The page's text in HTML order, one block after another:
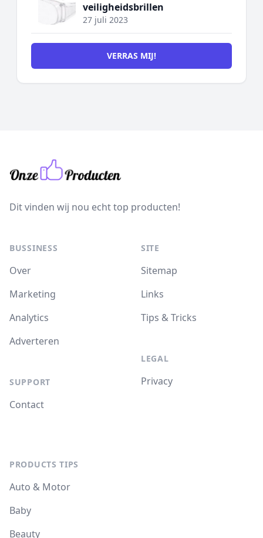
veiligheidsbrillen
27 juli 2023
VERRAS MIJ!
Dit vinden wij nou echt top producten!
BUSSINESS
Over
Marketing
Analytics
Adverteren
SUPPORT
Contact
SITE
Sitemap
Links
Tips & Tricks
LEGAL
Privacy
PRODUCTS TIPS
Auto & Motor
Baby
Beauty